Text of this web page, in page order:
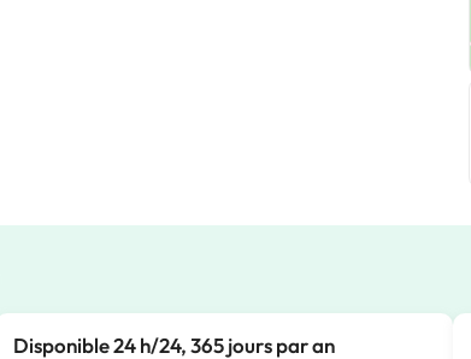
Disponible 24 h/24, 365 jours par an